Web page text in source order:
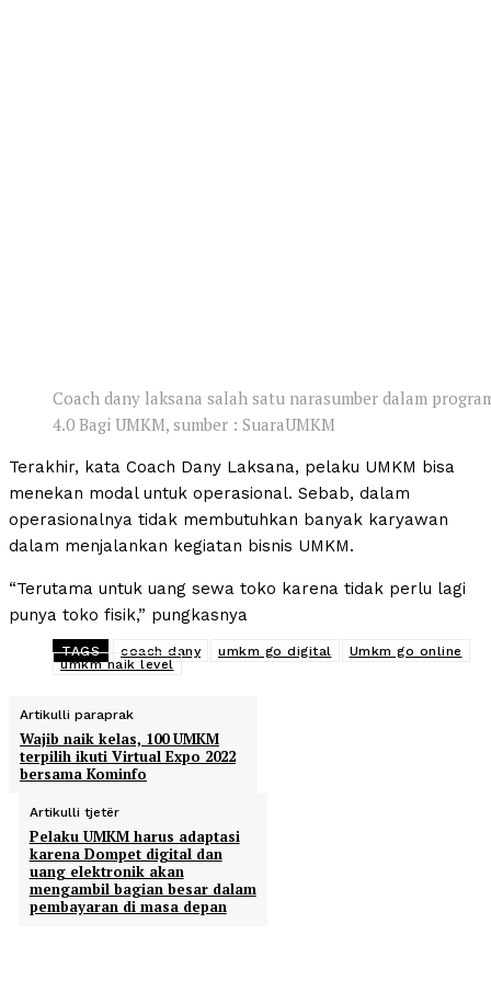
Coach dany laksana salah satu narasumber dalam
4.0 Bagi UMKM, sumber : SuaraUMKM
Terakhir, kata Coach Dany Laksana, pelaku UMKM bisa
menekan modal untuk operasional. Sebab, dalam
operasionalnya tidak membutuhkan banyak karyawan
dalam menjalankan kegiatan bisnis UMKM.
“Terutama untuk uang sewa toko karena tidak perlu lagi
punya toko fisik,” pungkasnya
TAGS coach dany umkm go digital
Umkm go online
umkm naik level
Artikulli paraprak
Wajib naik kelas, 100 UMKM
terpilih ikuti Virtual Expo 2022
bersama Kominfo
Artikulli tjetër
Pelaku UMKM harus adaptasi
karena Dompet digital dan
uang elektronik akan
mengambil bagian besar dalam
pembayaran di masa depan